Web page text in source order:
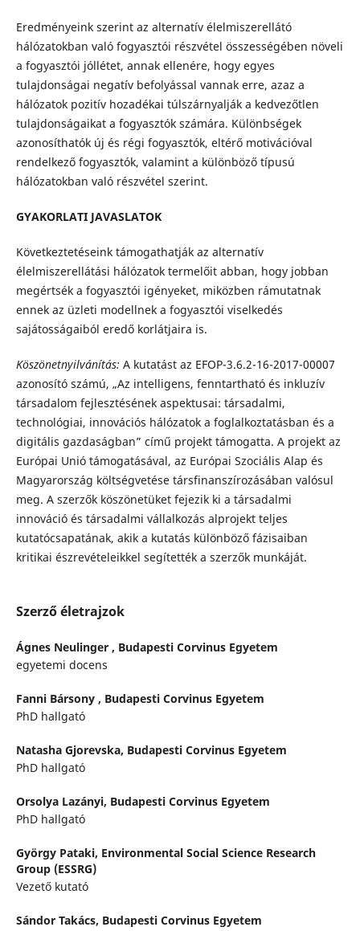
Eredményeink szerint az alternatív élelmiszerellátó
hálózatokban való fogyasztói részvétel összességében növeli
a fogyasztói jóllétet, annak ellenére, hogy egyes
tulajdonságai negatív befolyással vannak erre, azaz a
hálózatok pozitív hozadékai túlszárnyalják a kedvezőtlen
tulajdonságaikat a fogyasztók számára. Különbségek
azonosíthatók új és régi fogyasztók, eltérő motivációval
rendelkező fogyasztók, valamint a különböző típusú
hálózatokban való részvétel szerint.
GYAKORLATI JAVASLATOK
Következtetéseink támogathatják az alternatív
élelmiszerellátási hálózatok termelőit abban, hogy jobban
megértsék a fogyasztói igényeket, miközben rámutatnak
ennek az üzleti modellnek a fogyasztói viselkedés
sajátosságaiból eredő korlátjaira is.
Köszönetnyilvánítás: A kutatást az EFOP-3.6.2-16-2017-00007
azonosító számú, „Az intelligens, fenntartható és inkluzív
társadalom fejlesztésének aspektusai: társadalmi,
technológiai, innovációs hálózatok a foglalkoztatásban és a
digitális gazdaságban” című projekt támogatta. A projekt az
Európai Unió támogatásával, az Európai Szociális Alap és
Magyarország költségvetése társfinanszírozásában valósul
meg. A szerzők köszönetüket fejezik ki a társadalmi
innováció és társadalmi vállalkozás alprojekt teljes
kutatócsapatának, akik a kutatás különböző fázisaiban
kritikai észrevételeikkel segítették a szerzők munkáját.
Szerző életrajzok
Ágnes Neulinger , Budapesti Corvinus Egyetem
egyetemi docens
Fanni Bársony , Budapesti Corvinus Egyetem
PhD hallgató
Natasha Gjorevska, Budapesti Corvinus Egyetem
PhD hallgató
Orsolya Lazányi, Budapesti Corvinus Egyetem
PhD hallgató
György Pataki, Environmental Social Science Research
Group (ESSRG)
Vezető kutató
Sándor Takács, Budapesti Corvinus Egyetem